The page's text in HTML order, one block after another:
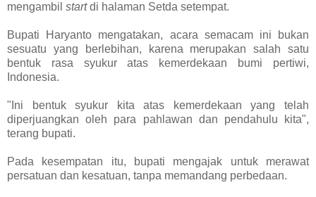
mengambil startdi halaman Setda setempat.
Bupati Haryanto mengatakan, acara semacam ini bukan
sesuatu yang berlebihan, karena merupakan salah satu
bentuk rasa syukur atas kemerdekaan bumi pertiwi,
Indonesia.
"Ini bentuk syukur kita atas kemerdekaan yang telah
diperjuangkan oleh para pahlawan dan pendahulu kita",
terang bupati.
Pada kesempatan itu, bupati mengajak untuk merawat
persatuan dan kesatuan, tanpa memandang perbedaan.